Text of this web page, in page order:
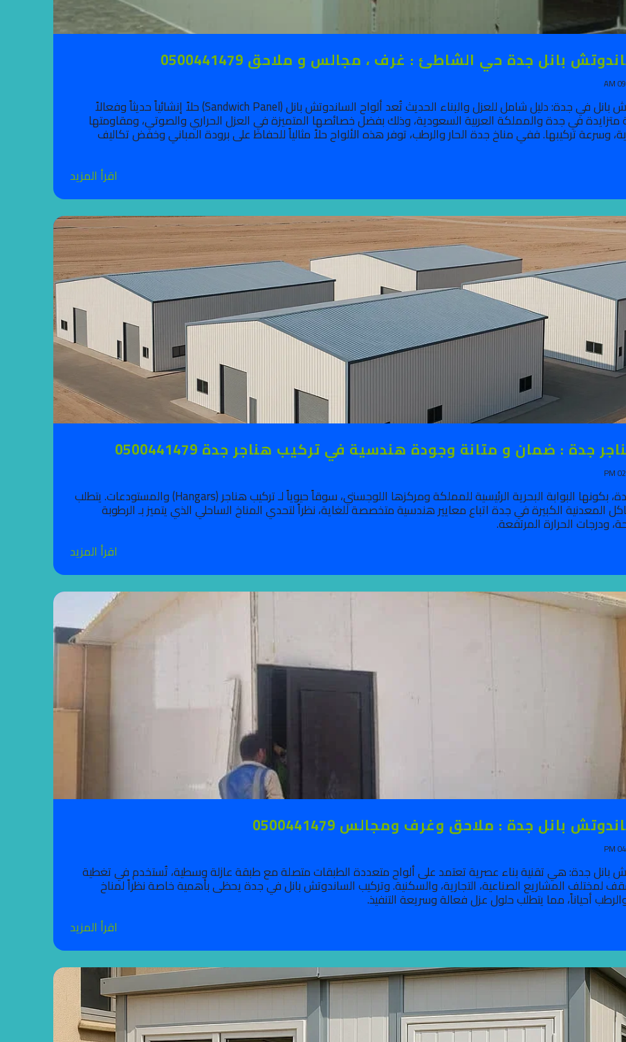
بانل جدة حي الشاطئ : غرف ، مجالس و ملاحق 0500441479
تركيب ساندوتش بانل في جدة: دليل شامل للعزل والبناء الحديث تُعد ألواح الساندوتش بانل (Sandwich Panel) حلاً إنشائياً حديثاً وفعالاً
في جدة والمملكة العربية السعودية، وذلك بفضل خصائصها المتميزة في العزل الحراري والصوتي، ومقاومتها
وسرعة تركيبها. ففي مناخ جدة الحار والرطب، توفر هذه الألواح حلاً مثالياً للحفاظ على برودة المباني وخفض تكاليف
اقرأ المزيد
جدة : ضمان و متانة وجودة هندسية في تركيب هناجر جدة 0500441479
تُعتبر مدينة جدة، بكونها البوابة البحرية الرئيسية للمملكة ومركزها اللوجستي، سوقاً حيوياً لـ تركيب هناجر (Hangars) والمستودعات. يتطلب
المعدنية الكبيرة في جدة اتباع معايير هندسية متخصصة للغاية، نظراً لتحدي المناخ الساحلي الذي يتميز بـ الرطوبة
ودرجات الحرارة المرتفعة.
اقرأ المزيد
بانل جدة : ملاحق وغرف ومجالس 0500441479
بانل جدة: هي تقنية بناء عصرية تعتمد على ألواح متعددة الطبقات متصلة مع طبقة عازلة وسطية، تُستخدم في تغطية
لمختلف المشاريع الصناعية، التجارية، والسكنية. وتركيب الساندوتش بانل في جدة يحظى بأهمية خاصة نظراً لمناخ
والرطب أحياناً، مما يتطلب حلول عزل فعالة وسريعة التنفيذ.
اقرأ المزيد